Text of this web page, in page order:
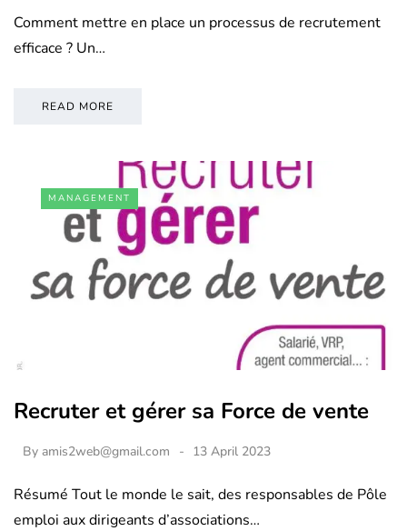
Comment mettre en place un processus de recrutement
efficace ? Un…
READ MORE
MANAGEMENT
Recruter et gérer sa Force de vente
By amis2web@gmail.com 13 April 2023
Résumé Tout le monde le sait, des responsables de Pôle
emploi aux dirigeants d’associations…